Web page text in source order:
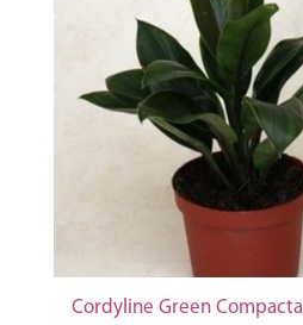
Cordyline Green Compacta